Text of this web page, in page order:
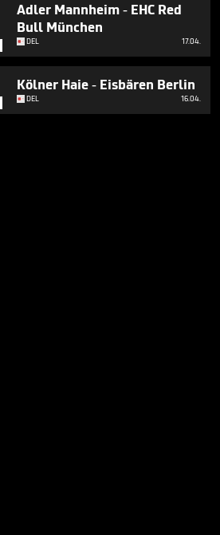
Adler Mannheim - EHC Red
Bull München
DEL 17.04.
Kölner Haie - Eisbären Berlin
DEL 16.04.